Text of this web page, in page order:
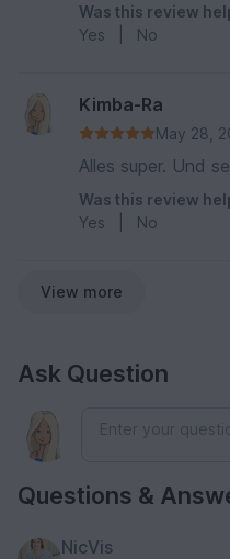
Was this review
Yes
No
Kimba-Ra
May 28,
Alles super. Und
Was this review
Yes
No
View more
Ask Question
Questions &
NicVis